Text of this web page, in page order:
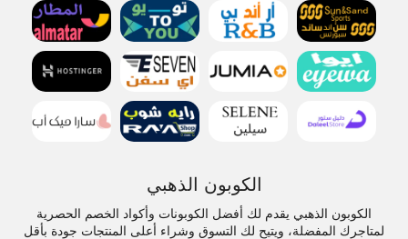
الكوبون الذهبي
الكوبون الذهبي يقدم لك أفضل الكوبونات وأكواد الخصم الحصرية
لمتاجرك المفضلة، ويتيح لك التسوق وشراء أعلى المنتجات جودة بأقل